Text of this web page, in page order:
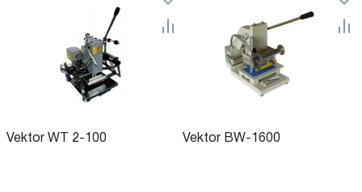
Vektor WT 2-100 Vektor BW-1600